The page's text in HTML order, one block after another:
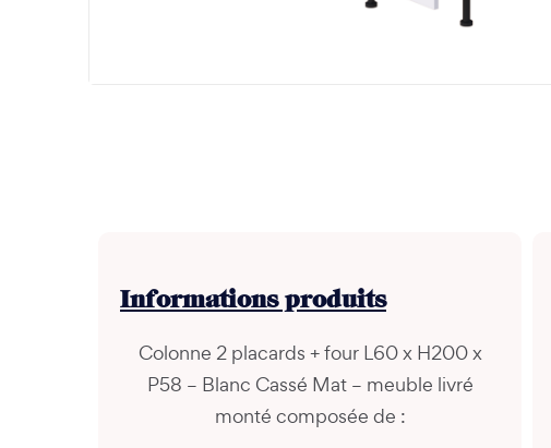
Informationsproduits
Colonne 2 placards + four L60 x H200 x
P58 – Blanc Cassé Mat – meuble livré
monté composée de :